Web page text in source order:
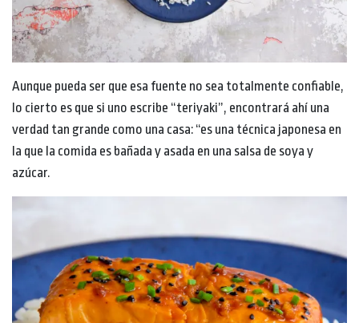
Aunque pueda ser que esa fuente no sea totalmente confiable,
lo cierto es que si uno escribe “teriyaki”, encontrará ahí una
verdad tan grande como una casa: “es una técnica japonesa en
la que la comida es bañada y asada en una salsa de soya y
azúcar.